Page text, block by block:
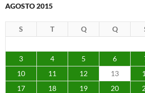
AGOSTO 2015
S T Q Q
3
4 5 6
10
11 12 13
17
18 19 20